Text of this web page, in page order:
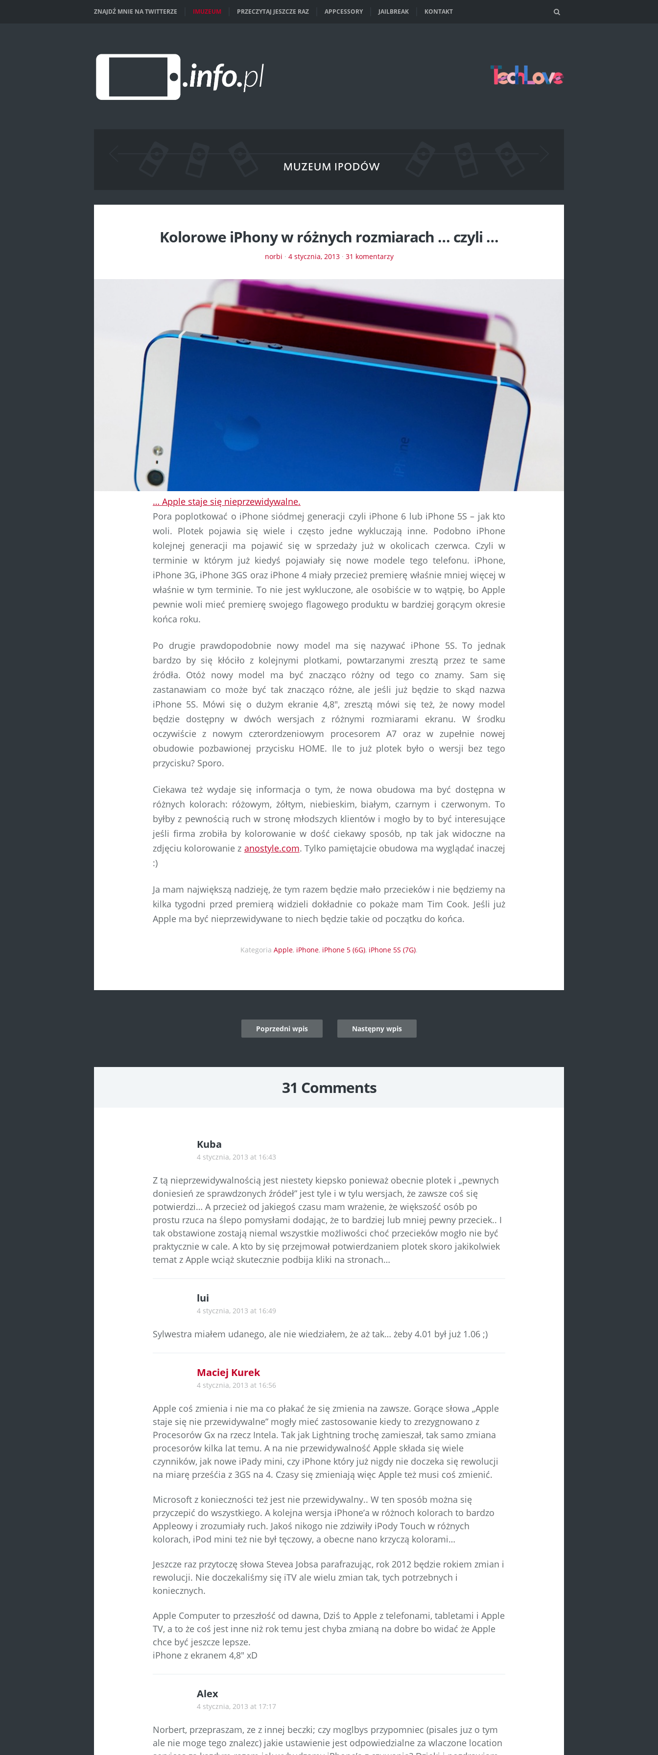
ZNAJDŹ MNIE NA TWITTERZE IMUZEUM PRZECZYTAJ JESZCZE RAZ APPCESSORY JAILBREAK KONTAKT
Kolorowe iPhony w różnych rozmiarach … czyli …
norbi · 4 stycznia, 2013· 31 komentarzy
… Apple staje się nieprzewidywalne.
Pora poplotkować o iPhone siódmej generacji czyli iPhone 6 lub iPhone 5S – jak kto
woli. Plotek pojawia się wiele i często jedne wykluczają inne. Podobno iPhone
kolejnej generacji ma pojawić się w sprzedaży już w okolicach czerwca. Czyli w
terminie w którym już kiedyś pojawiały się nowe modele tego telefonu. iPhone,
iPhone 3G, iPhone 3GS oraz iPhone 4 miały przecież premierę właśnie mniej więcej w
właśnie w tym terminie. To nie jest wykluczone, ale osobiście w to wątpię, bo Apple
pewnie woli mieć premierę swojego flagowego produktu w bardziej gorącym okresie
końca roku.
Po drugie prawdopodobnie nowy model ma się nazywać iPhone 5S. To jednak
bardzo by się kłóciło z kolejnymi plotkami, powtarzanymi zresztą przez te same
źródła. Otóż nowy model ma być znacząco różny od tego co znamy. Sam się
zastanawiam co może być tak znacząco różne, ale jeśli już będzie to skąd nazwa
iPhone 5S. Mówi się o dużym ekranie 4,8″, zresztą mówi się też, że nowy model
będzie dostępny w dwóch wersjach z różnymi rozmiarami ekranu. W środku
oczywiście z nowym czterordzeniowym procesorem A7 oraz w zupełnie nowej
obudowie pozbawionej przycisku HOME. Ile to już plotek było o wersji bez tego
przycisku? Sporo.
Ciekawa też wydaje się informacja o tym, że nowa obudowa ma być dostępna w
różnych kolorach: różowym, żółtym, niebieskim, białym, czarnym i czerwonym. To
byłby z pewnością ruch w stronę młodszych klientów i mogło by to być interesujące
jeśli firma zrobiła by kolorowanie w dość ciekawy sposób, np tak jak widoczne na
zdjęciu kolorowanie z anostyle.com. Tylko pamiętajcie obudowa ma wyglądać inaczej
:)
Ja mam największą nadzieję, że tym razem będzie mało przecieków i nie będziemy na
kilka tygodni przed premierą widzieli dokładnie co pokaże mam Tim Cook. Jeśli już
Apple ma być nieprzewidywane to niech będzie takie od początku do końca.
Kategoria Apple, iPhone, iPhone 5 (6G), iPhone 5S (7G).
Poprzedni wpis Następny wpis
31 Comments
Kuba
4 stycznia, 2013 at 16:43
Z tą nieprzewidywalnością jest niestety kiepsko ponieważ obecnie plotek i „pewnych
doniesień ze sprawdzonych źródeł” jest tyle i w tylu wersjach, że zawsze coś się
potwierdzi… A przecież od jakiegoś czasu mam wrażenie, że większość osób po
prostu rzuca na ślepo pomysłami dodając, że to bardziej lub mniej pewny przeciek.. I
tak obstawione zostają niemal wszystkie możliwości choć przecieków mogło nie być
praktycznie w cale. A kto by się przejmował potwierdzaniem plotek skoro jakikolwiek
temat z Apple wciąż skutecznie podbija kliki na stronach…
lui
4 stycznia, 2013 at 16:49
Sylwestra miałem udanego, ale nie wiedziałem, że aż tak… żeby 4.01 był już 1.06 ;)
Maciej Kurek
4 stycznia, 2013 at 16:56
Apple coś zmienia i nie ma co płakać że się zmienia na zawsze. Gorące słowa „Apple
staje się nie przewidywalne” mogły mieć zastosowanie kiedy to zrezygnowano z
Procesorów Gx na rzecz Intela. Tak jak Lightning trochę zamieszał, tak samo zmiana
procesorów kilka lat temu. A na nie przewidywalność Apple składa się wiele
czynników, jak nowe iPady mini, czy iPhone który już nigdy nie doczeka się rewolucji
na miarę prześćia z 3GS na 4. Czasy się zmieniają więc Apple też musi coś zmienić.
Microsoft z konieczności też jest nie przewidywalny.. W ten sposób można się
przyczepić do wszystkiego. A kolejna wersja iPhone’a w różnoch kolorach to bardzo
Appleowy i zrozumiały ruch. Jakoś nikogo nie zdziwiły iPody Touch w różnych
kolorach, iPod mini też nie był tęczowy, a obecne nano krzyczą kolorami…
Jeszcze raz przytoczę słowa Stevea Jobsa parafrazując, rok 2012 będzie rokiem zmian i
rewolucji. Nie doczekaliśmy się iTV ale wielu zmian tak, tych potrzebnych i
koniecznych.
Apple Computer to przeszłość od dawna, Dziś to Apple z telefonami, tabletami i Apple
TV, a to że coś jest inne niż rok temu jest chyba zmianą na dobre bo widać że Apple
chce być jeszcze lepsze.
iPhone z ekranem 4,8″ xD
Alex
4 stycznia, 2013 at 17:17
Norbert, przepraszam, ze z innej beczki; czy moglbys przypomniec (pisales juz o tym
ale nie moge tego znalezc) jakie ustawienie jest odpowiedzialne za wlaczone location